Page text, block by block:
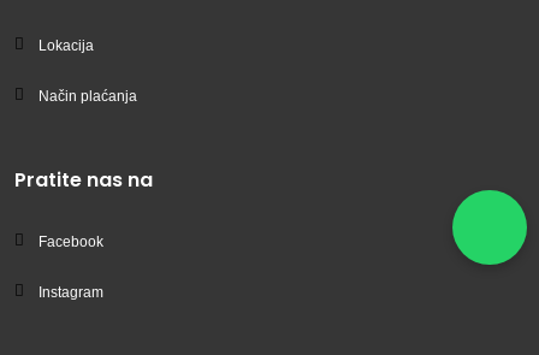
Lokacija
Način plaćanja
Pratite nas na
Facebook
Instagram